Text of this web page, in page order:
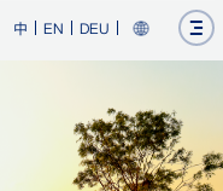
中 EN DEU